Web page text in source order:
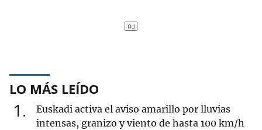
LO MÁS LEÍDO
1
Euskadi activa el aviso amarillo por lluvias
intensas, granizo y viento de hasta 100 km/h